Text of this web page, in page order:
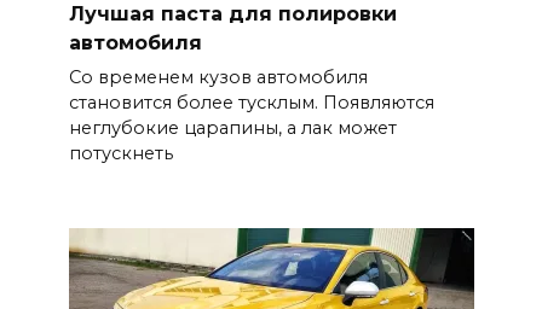
Лучшая паста для полировки
автомобиля
Со временем кузов автомобиля
становится более тусклым. Появляются
неглубокие царапины, а лак может
потускнеть